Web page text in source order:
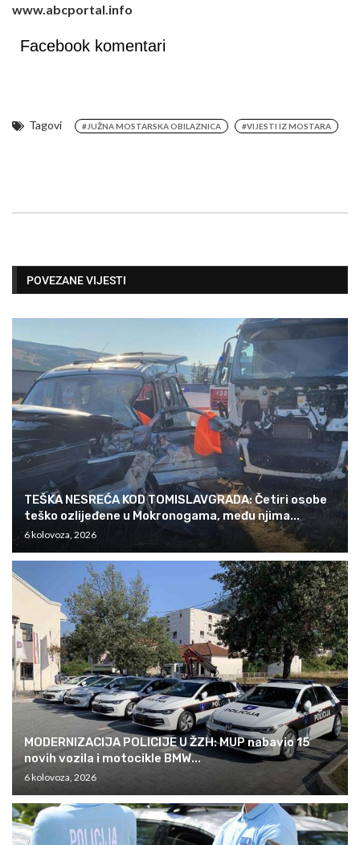
www.abcportal.info
Facebook komentari
Tagovi #JUŽNA MOSTARSKA OBILAZNICA #VIJESTI IZ MOSTARA
POVEZANE VIJESTI
TEŠKA NESREĆA KOD TOMISLAVGRADA: Četiri osobe
teško ozlijeđene u Mokronogama, među njima...
6 kolovoza, 2026
MODERNIZACIJA POLICIJE U ŽZH: MUP nabavio 15
novih vozila i motocikle BMW...
6 kolovoza, 2026